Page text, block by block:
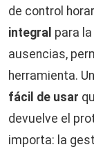
de control
integral para
ausencias,
herramienta.
fácil de usar
devuelve el
importa: la